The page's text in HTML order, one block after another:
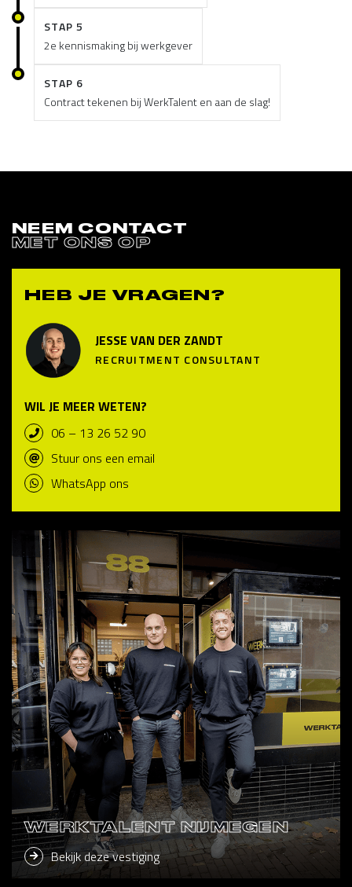
STAP 5
2e kennismaking bij werkgever
STAP 6
Contract tekenen bij WerkTalent en aan de slag!
NEEM CONTACT
MET ONS OP
HEB JE VRAGEN?
JESSE VAN DER ZANDT
RECRUITMENT CONSULTANT
WIL JE MEER WETEN?
06 – 13 26 52 90
Stuur ons een email
WhatsApp ons
WERKTALENT NIJMEGEN
Bekijk deze vestiging